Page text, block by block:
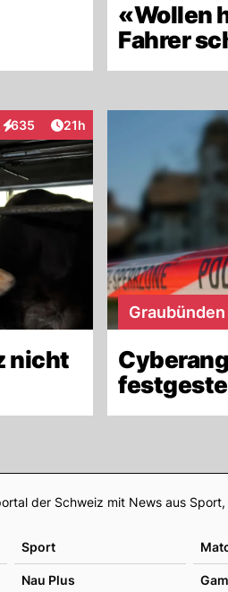
«Wollen
Fahrer
635
InteraktionenArtikel veröffentlicht:
21h
nicht
Graubünden
Footer
der Schweiz mit News aus
Sport
Nau Plus